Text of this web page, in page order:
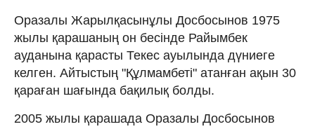
Оразалы Жарылқасынұлы Досбосынов 1975
жылы қарашаның он бесінде Райымбек
ауданына қарасты Текес ауылында дүниеге
келген. Айтыстың "Құлмамбеті" атанған ақын 30
қараған шағында бақилық болды.
2005 жылы қарашада Оразалы Досбосынов